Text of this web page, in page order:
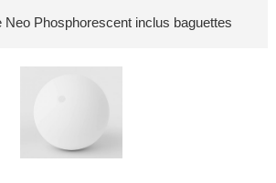
Neo Phosphorescent inclus baguettes